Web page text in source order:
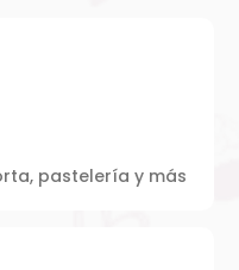
pastelería y más